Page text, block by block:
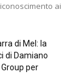
ai
di Mel: la
di Damiano
per